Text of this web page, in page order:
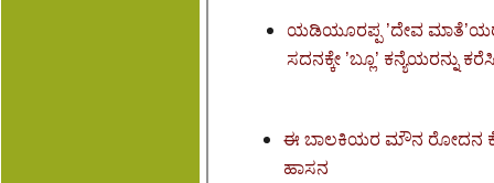
ಯಡಿಯೂರಪ್ಪ ’ದೇವ
ಸದನಕ್ಕೇ ’ಬ್ಲೂ’ ಕನ್ಯೆಯರನ್ನು
ಈ ಬಾಲಕಿಯರ ಮೌನ ರೋದನ
ಹಾಸನ